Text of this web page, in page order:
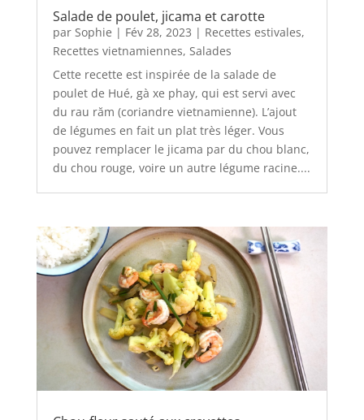
Salade de poulet, jicama et carotte
par Sophie | Fév 28, 2023 | Recettes estivales,
Recettes vietnamiennes, Salades
Cette recette est inspirée de la salade de
poulet de Hué, gà xe phay, qui est servi avec
du rau răm (coriandre vietnamienne). L’ajout
de légumes en fait un plat très léger. Vous
pouvez remplacer le jicama par du chou blanc,
du chou rouge, voire un autre légume racine....